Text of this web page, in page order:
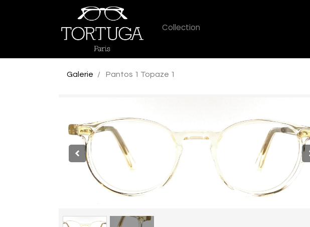
Collection
Galerie Pantos 1 Topaze 1